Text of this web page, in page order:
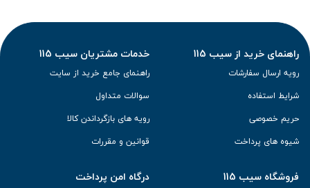
راهنمای خرید از سیب 115
رویه ارسال سفارشات
شرایط استفاده
حریم خصوصی
شیوه های پرداخت
خدمات مشتریان سیب 115
راهنمای جامع خرید از سایت
سوالات متداول
رویه های بازگرداندن کالا
قوانین و مقررات
فروشگاه سیب 115 درگاه امن پرداخت